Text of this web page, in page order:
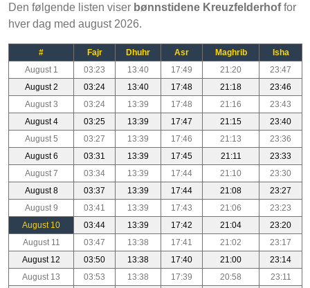
Den følgende listen viser bønnstidene Kreuzfelderhoffor
hver dag med august 2026.
# Fajr Dhuhr Asr Maghrib
Isha
August 1
03:23 13:40 17:49 21:20
23:47
August 2
03:24 13:40 17:48 21:18
23:46
August 3
03:24 13:39 17:48 21:16
23:43
August 4
03:25 13:39 17:47 21:15
23:40
August 5
03:27 13:39 17:46 21:13
23:36
August 6
03:31 13:39 17:45 21:11
23:33
August 7
03:34 13:39 17:44 21:10
23:30
August 8
03:37 13:39 17:44 21:08
23:27
August 9
03:41 13:39 17:43 21:06
23:23
August 10
03:44 13:39 17:42 21:04
23:20
August 11
03:47 13:38 17:41 21:02
23:17
August 12
03:50 13:38 17:40 21:00
23:14
August 13
03:53 13:38 17:39 20:58
23:11